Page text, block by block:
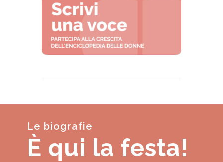
Le biografie
È qui la festa!